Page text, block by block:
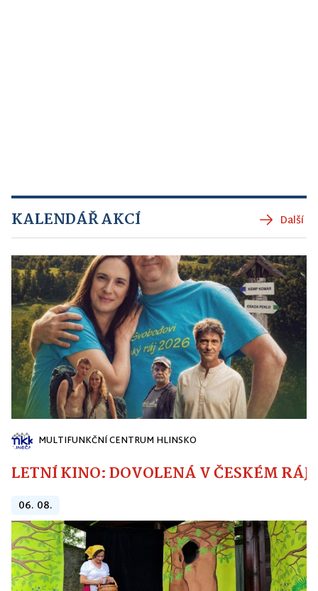
KALENDÁŘ AKCÍ Další
MULTIFUNKČNÍ CENTRUM HLINSKO
LETNÍ KINO: DOVOLENÁ V ČESKÉM RÁJI
06. 08.